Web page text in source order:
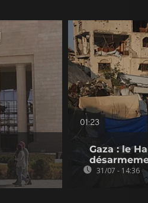
01:23
Gaza : le
31/07 - 14:36